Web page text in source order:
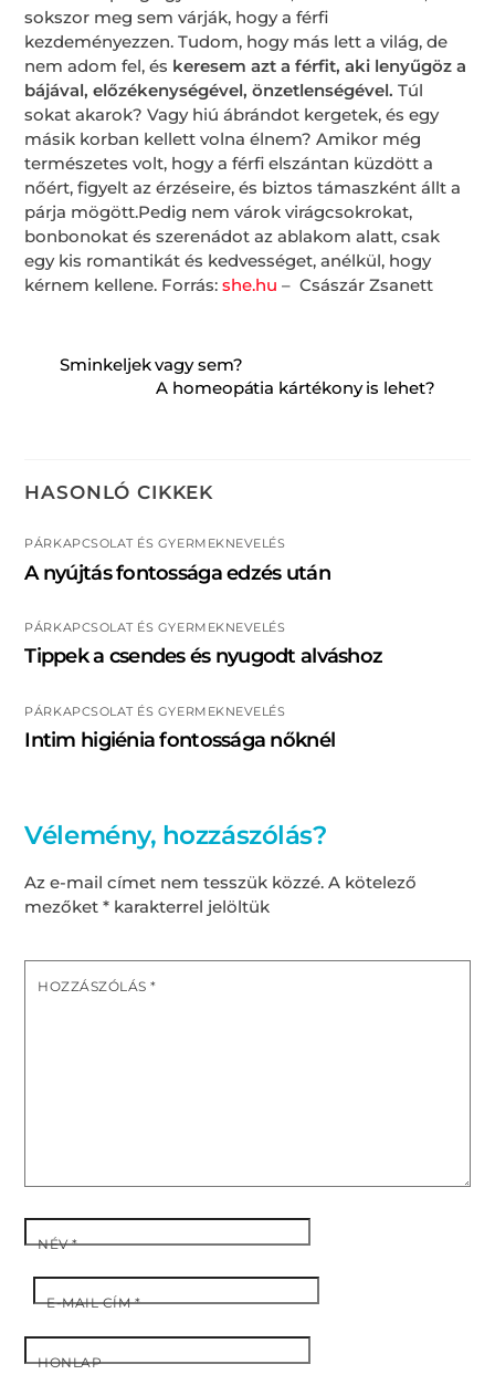
sokszor meg sem várják, hogy a férfi
kezdeményezzen. Tudom, hogy más lett a világ, de
nem adom fel, és keresem azt a férfit, aki lenyűgöz a
bájával, előzékenységével, önzetlenségével. Túl
sokat akarok? Vagy hiú ábrándot kergetek, és egy
másik korban kellett volna élnem? Amikor még
természetes volt, hogy a férfi elszántan küzdött a
nőért, figyelt az érzéseire, és biztos támaszként állt a
párja mögött.Pedig nem várok virágcsokrokat,
bonbonokat és szerenádot az ablakom alatt, csak
egy kis romantikát és kedvességet, anélkül, hogy
kérnem kellene. Forrás:she.hu – Császár Zsanett
Sminkeljek vagy sem?
A homeopátia kártékony is lehet?
HASONLÓ CIKKEK
PÁRKAPCSOLAT ÉS GYERMEKNEVELÉS
A nyújtás fontossága edzés után
PÁRKAPCSOLAT ÉS GYERMEKNEVELÉS
Tippek a csendes és nyugodt alváshoz
PÁRKAPCSOLAT ÉS GYERMEKNEVELÉS
Intim higiénia fontossága nőknél
Vélemény, hozzászólás?
Az e-mail címet nem tesszük közzé. A kötelező
mezőket* karakterrel jelöltük
HOZZÁSZÓLÁS*
NÉV*
E-MAIL CÍM*
HONLAP